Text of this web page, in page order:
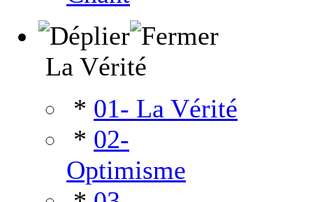
La Vérité
* 01- La Vérité
* 02-
Optimisme